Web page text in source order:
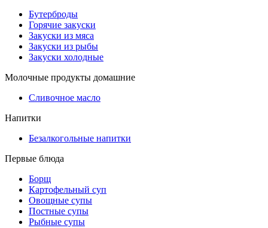
Бутерброды
Горячие закуски
Закуски из мяса
Закуски из рыбы
Закуски холодные
Молочные продукты домашние
Сливочное масло
Напитки
Безалкогольные напитки
Первые блюда
Борщ
Картофельный суп
Овощные супы
Постные супы
Рыбные супы